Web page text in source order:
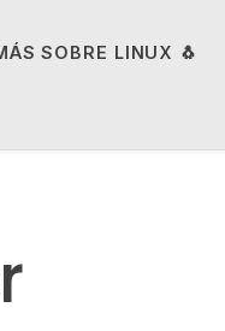
SOBRE LINUX 🐧